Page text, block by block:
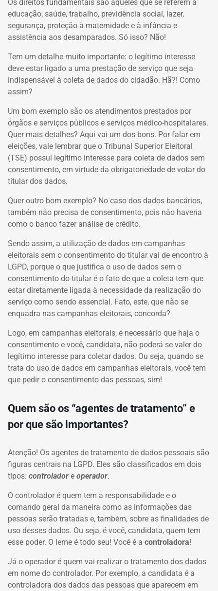
Os direitos fundamentais são aqueles que se referem à
educação, saúde, trabalho, previdência social, lazer,
segurança, proteção à maternidade e à infância e
assistência aos desamparados. Só isso? Não!
Tem um detalhe muito importante: o legítimo interesse
deve estar ligado a uma prestação de serviço que seja
indispensável à coleta de dados do cidadão. Hã?! Como
assim?
Um bom exemplo são os atendimentos prestados por
órgãos e serviços públicos e serviços médico-hospitalares.
Quer mais detalhes? Aqui vai um dos bons. Por falar em
eleições, vale lembrar que o Tribunal Superior Eleitoral
(TSE) possui legítimo interesse para coleta de dados sem
consentimento, em virtude da obrigatoriedade de votar do
titular dos dados.
Quer outro bom exemplo? No caso dos dados bancários,
também não precisa de consentimento, pois não haveria
como o banco fazer análise de crédito.
Sendo assim, a utilização de dados em campanhas
eleitorais sem o consentimento do titular vai de encontro à
LGPD, porque o que justifica o uso de dados sem o
consentimento do titular é o fato de que a coleta tem que
estar diretamente ligada à necessidade da realização do
serviço como sendo essencial. Fato, este, que não se
enquadra nas campanhas eleitorais, concorda?
Logo, em campanhas eleitorais, é necessário que haja o
consentimento e você, candidata, não poderá se valer do
legítimo interesse para coletar dados. Ou seja, quando se
trata do uso de dados em campanhas eleitorais, você tem
que pedir o consentimento das pessoas, sim!
Quem são os “agentes de tratamento” e
por que são importantes?
Atenção! Os agentes de tratamento de dados pessoais são
figuras centrais na LGPD. Eles são classificados em dois
tipos: controlador e operador.
O controlador é quem tem a responsabilidade e o
comando geral da maneira como as informações das
pessoas serão tratadas e, também, sobre as finalidades de
uso desses dados. Ou seja, é você, candidata, quem tem
esse poder. O leme é todo seu! Você é a controladora!
Já o operador é quem vai realizar o tratamento dos dados
em nome do controlador. Por exemplo, a candidata é a
controladora dos dados das pessoas que aparecem em